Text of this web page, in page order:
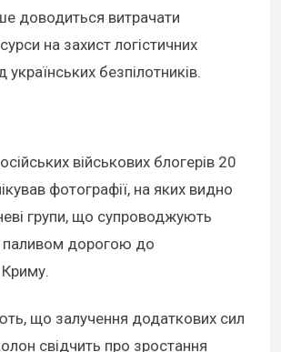
доводиться витрачати
на захист логістичних
українських безпілотників.
військових блогерів 20
фотографії, на яких видно
групи, що супроводжують
паливом дорогою до
що залучення додаткових сил
свідчить про зростання